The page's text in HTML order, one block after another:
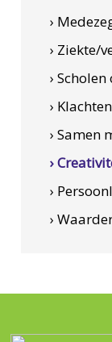
›
› Ziekte/
›
›
› Samen
›
›
›